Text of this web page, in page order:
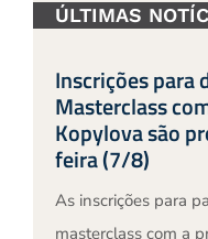
ÚLTIMAS
Inscrições para
Masterclass
Kopylova são
feira (7/8)
As inscrições para
masterclass com a